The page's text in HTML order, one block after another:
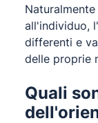
all'individuo,
differenti e
delle proprie
Quali